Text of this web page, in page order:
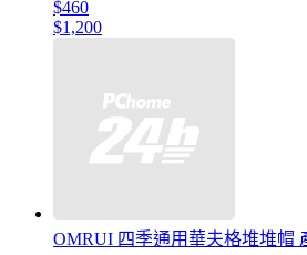
$460
$1,200
OMRUI 四季通用華夫格堆堆帽